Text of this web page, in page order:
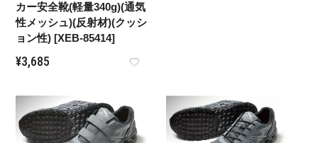
カー安全靴(軽量340g)(通気
性メッシュ)(反射材)(クッシ
ョン性) [XEB-85414]
¥3,685